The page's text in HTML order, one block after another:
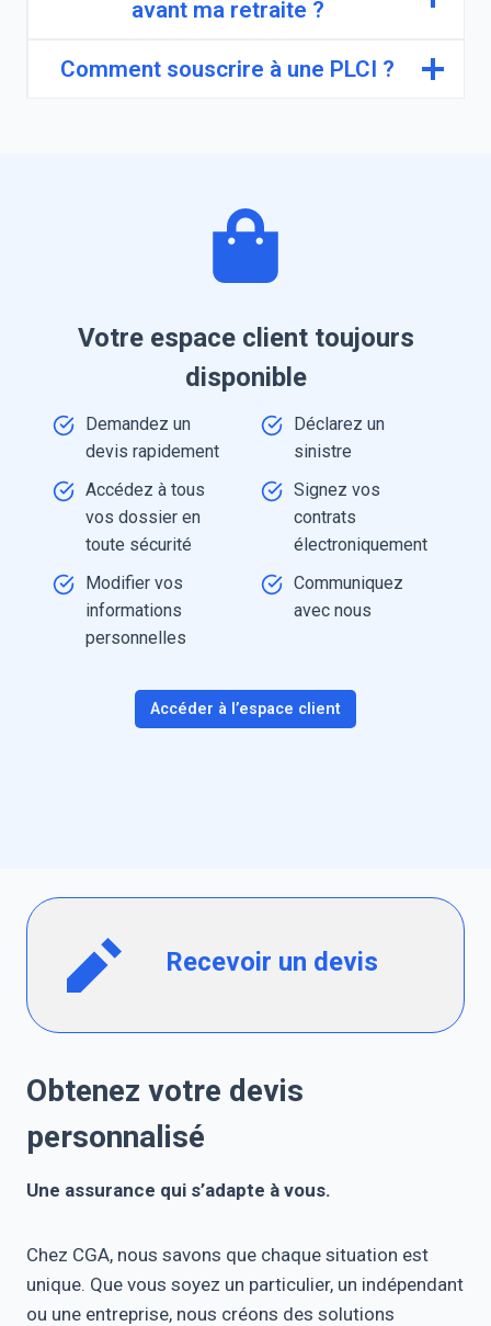
avant ma retraite ?
Comment souscrire à une PLCI ?
Votre espace client toujours
disponible
Demandez un
devis rapidement
Déclarez un
sinistre
Accédez à tous
vos dossier en
toute sécurité
Signez vos
contrats
électroniquement
Modifier vos
informations
personnelles
Communiquez
avec nous
Accéder à l’espace client
Recevoir un devis
Obtenez votre devis
personnalisé
Une assurance qui s’adapte à vous.
Chez CGA, nous savons que chaque situation est
unique. Que vous soyez un particulier, un indépendant
ou une entreprise, nous créons des solutions